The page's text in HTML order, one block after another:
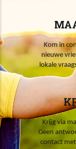
Kom in
nieuwe
lokale
Krijg via
Geen
contact